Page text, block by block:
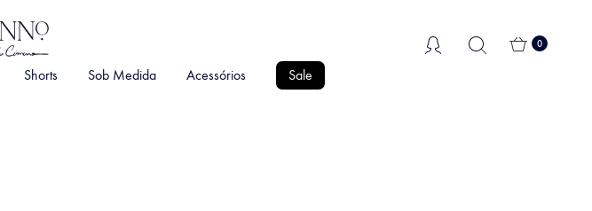
Shorts Sob Medida Acessórios Sale
0